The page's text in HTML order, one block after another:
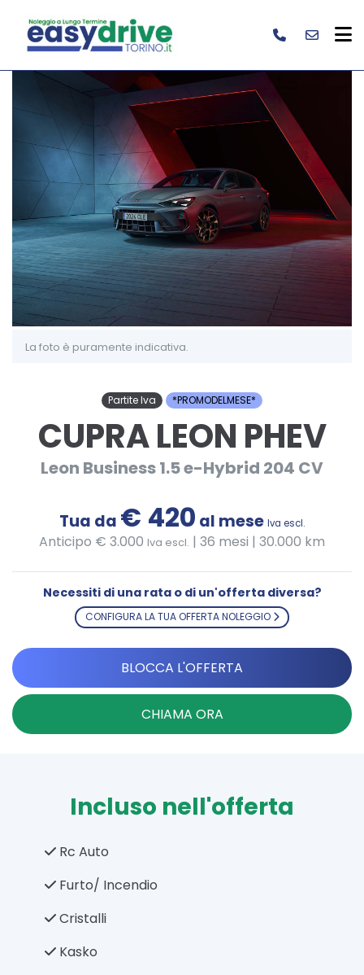
La foto è puramente indicativa.
Partite Iva *PROMODELMESE*
CUPRA LEON PHEV
Leon Business 1.5 e-Hybrid 204 CV
Tua da € 420 al mese Iva escl.
Anticipo € 3.000 Iva escl. | 36 mesi | 30.000 km
Necessiti di una rata o di un'offerta diversa?
CONFIGURA LA TUA OFFERTA NOLEGGIO
BLOCCA L'OFFERTA
CHIAMA ORA
Incluso nell'offerta
Rc Auto
Furto/ Incendio
Cristalli
Kasko